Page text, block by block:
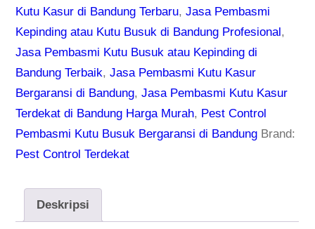
Kutu Kasur di Bandung Terbaru,Jasa Pembasmi
Kepinding atau Kutu Busuk di Bandung Profesional,
Jasa Pembasmi Kutu Busuk atau Kepinding di
Bandung Terbaik,Jasa Pembasmi Kutu Kasur
Bergaransi di Bandung,Jasa Pembasmi Kutu Kasur
Terdekat di Bandung Harga Murah, Pest Control
Pembasmi Kutu Busuk Bergaransi di Bandung Brand:
Pest Control Terdekat
Deskripsi